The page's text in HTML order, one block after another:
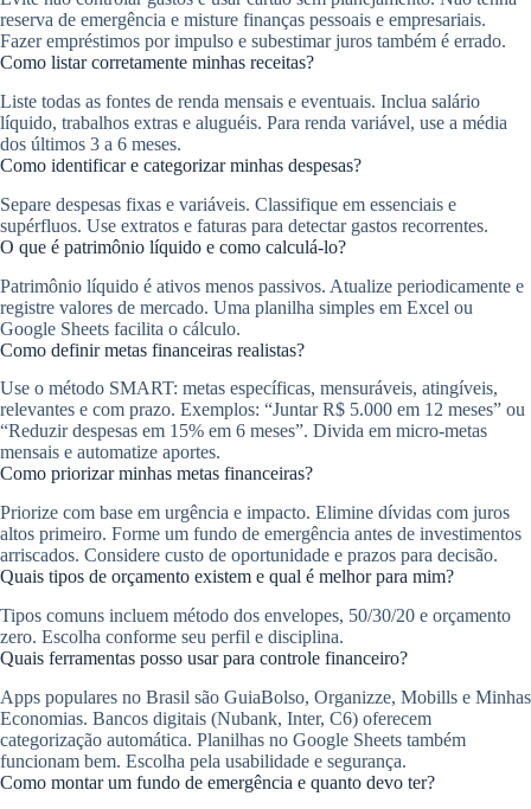
reserva de emergência e misture finanças pessoais e empresariais.
Fazer empréstimos por impulso e subestimar juros também é errado.
Como listar corretamente minhas receitas?
Liste todas as fontes de renda mensais e eventuais. Inclua salário
líquido, trabalhos extras e aluguéis. Para renda variável, use a média
dos últimos 3 a 6 meses.
Como identificar e categorizar minhas despesas?
Separe despesas fixas e variáveis. Classifique em essenciais e
supérfluos. Use extratos e faturas para detectar gastos recorrentes.
O que é patrimônio líquido e como calculá‑lo?
Patrimônio líquido é ativos menos passivos. Atualize periodicamente e
registre valores de mercado. Uma planilha simples em Excel ou
Google Sheets facilita o cálculo.
Como definir metas financeiras realistas?
Use o método SMART: metas específicas, mensuráveis, atingíveis,
relevantes e com prazo. Exemplos: “Juntar R$ 5.000 em 12 meses” ou
“Reduzir despesas em 15% em 6 meses”. Divida em micro‑metas
mensais e automatize aportes.
Como priorizar minhas metas financeiras?
Priorize com base em urgência e impacto. Elimine dívidas com juros
altos primeiro. Forme um fundo de emergência antes de investimentos
arriscados. Considere custo de oportunidade e prazos para decisão.
Quais tipos de orçamento existem e qual é melhor para mim?
Tipos comuns incluem método dos envelopes, 50/30/20 e orçamento
zero. Escolha conforme seu perfil e disciplina.
Quais ferramentas posso usar para controle financeiro?
Apps populares no Brasil são GuiaBolso, Organizze, Mobills e Minhas
Economias. Bancos digitais (Nubank, Inter, C6) oferecem
categorização automática. Planilhas no Google Sheets também
funcionam bem. Escolha pela usabilidade e segurança.
Como montar um fundo de emergência e quanto devo ter?